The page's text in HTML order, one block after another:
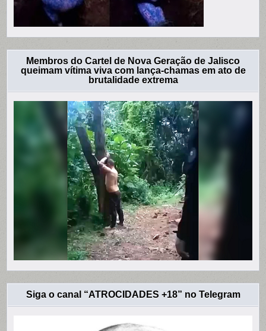
Membros do Cartel de Nova Geração de Jalisco
queimam vítima viva com lança-chamas em ato de
brutalidade extrema
Siga o canal “ATROCIDADES +18” no Telegram